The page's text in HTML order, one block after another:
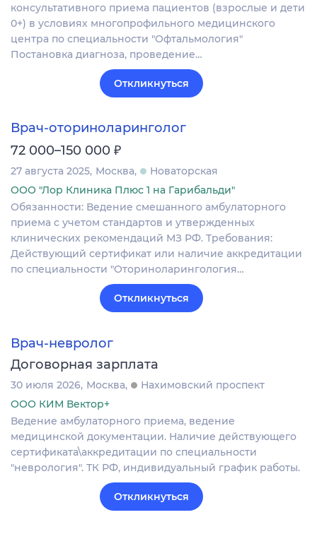
консультативного приема пациентов (взрослые и дети
0+) в условиях многопрофильного медицинского
центра по специальности "Офтальмология"
Постановка диагноза‚ проведение…
Откликнуться
Врач-оториноларинголог
72 000–150 000 ₽
27 августа 2025 Москва
Новаторская
ООО "Лор Клиника Плюс 1 на Гарибальди"
Обязанности: Ведение смешанного амбулаторного
приема с учетом стандартов и утвержденных
клинических рекомендаций МЗ РФ. Требования:
Действующий сертификат или наличие аккредитации
по специальности "Оториноларингология…
Откликнуться
Врач-невролог
Договорная зарплата
30 июля 2026 Москва
Нахимовский проспект
ООО КИМ Вектор+
Ведение амбулаторного приема, ведение
медицинской документации. Наличие действующего
сертификата\аккредитации по специальности
"неврология". ТК РФ, индивидуальный график работы.
Откликнуться